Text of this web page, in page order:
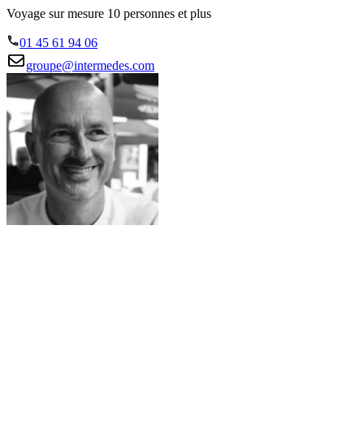
Voyage sur mesure 10 personnes et plus
01 45 61 94 06
groupe@intermedes.com